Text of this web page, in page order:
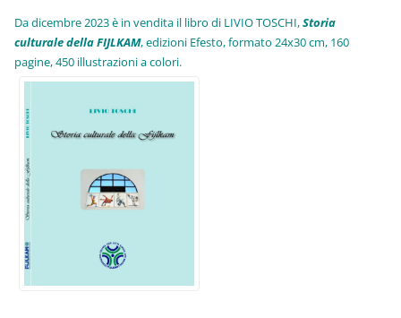
Da dicembre 2023 è in vendita il libro di LIVIO TOSCHI,Storia
culturale della FIJLKAM, edizioni Efesto, formato 24x30 cm, 160
pagine, 450 illustrazioni a colori.